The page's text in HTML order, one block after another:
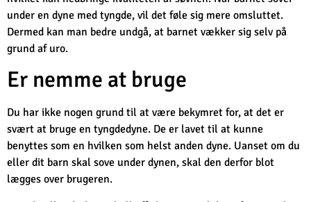
under en dyne med tyngde, vil det føle sig mere omsluttet.
Dermed kan man bedre undgå, at barnet vækker sig selv på
grund af uro.
Er nemme at bruge
Du har ikke nogen grund til at være bekymret for, at det er
svært at bruge en tyngdedyne. De er lavet til at kunne
benyttes som en hvilken som helst anden dyne. Uanset om du
eller dit barn skal sove under dynen, skal den derfor blot
lægges over brugeren.